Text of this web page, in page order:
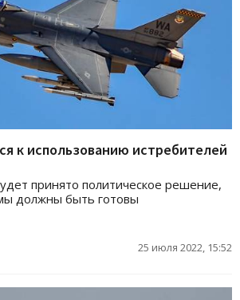
к использованию истребителей
принято политическое решение,
должны быть готовы
25 июля 2022, 15:52